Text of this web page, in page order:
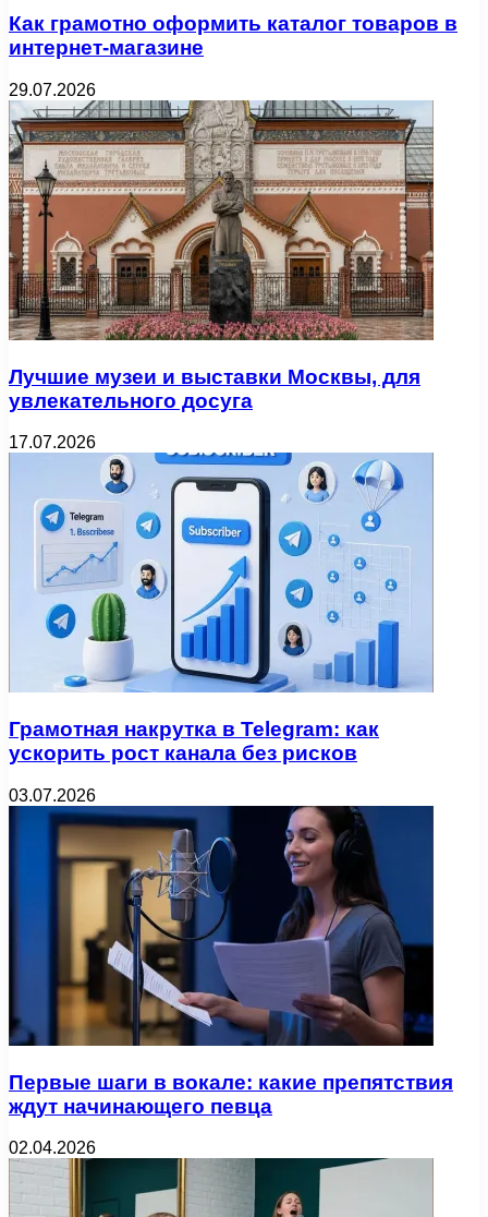
Как грамотно оформить каталог товаров в
интернет-магазине
29.07.2026
Лучшие музеи и выставки Москвы, для
увлекательного досуга
17.07.2026
Грамотная накрутка в Telegram: как
ускорить рост канала без рисков
03.07.2026
Первые шаги в вокале: какие препятствия
ждут начинающего певца
02.04.2026